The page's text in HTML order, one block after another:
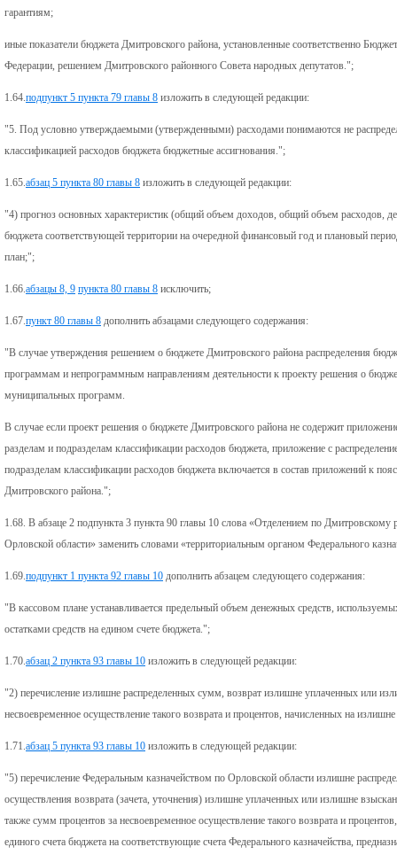
гарантиям;
иные показатели бюджета Дмитровского района, установленные соответственно
Федерации, решением Дмитровского районного Совета народных депутатов.";
1.64. подпункт 5 пункта 79 главы 8 изложить в следующей редакции:
"5. Под условно утверждаемыми (утвержденными) расходами понимаются не
классификацией расходов бюджета бюджетные ассигнования.";
1.65. абзац 5 пункта 80 главы 8 изложить в следующей редакции:
"4) прогноз основных характеристик (общий объем доходов, общий объем расходов,
бюджета соответствующей территории на очередной финансовый год и плановый
план;";
1.66. абзацы 8, 9 пункта 80 главы 8 исключить;
1.67. пункт 80 главы 8 дополнить абзацами следующего содержания:
"В случае утверждения решением о бюджете Дмитровского района распределения
программам и непрограммным направлениям деятельности к проекту решения о
муниципальных программ.
В случае если проект решения о бюджете Дмитровского района не содержит
разделам и подразделам классификации расходов бюджета, приложение с
подразделам классификации расходов бюджета включается в состав приложений к
Дмитровского района.";
1.68. В абзаце 2 подпункта 3 пункта 90 главы 10 слова «Отделением по Дмитровскому
Орловской области» заменить словами «территориальным органом Федерального
1.69. подпункт 1 пункта 92 главы 10 дополнить абзацем следующего содержания:
"В кассовом плане устанавливается предельный объем денежных средств,
остатками средств на едином счете бюджета.";
1.70. абзац 2 пункта 93 главы 10 изложить в следующей редакции:
"2) перечисление излишне распределенных сумм, возврат излишне уплаченных или
несвоевременное осуществление такого возврата и процентов, начисленных на
1.71. абзац 5 пункта 93 главы 10 изложить в следующей редакции:
"5) перечисление Федеральным казначейством по Орловской области излишне
осуществления возврата (зачета, уточнения) излишне уплаченных или излишне
также сумм процентов за несвоевременное осуществление такого возврата и
единого счета бюджета на соответствующие счета Федерального казначейства,